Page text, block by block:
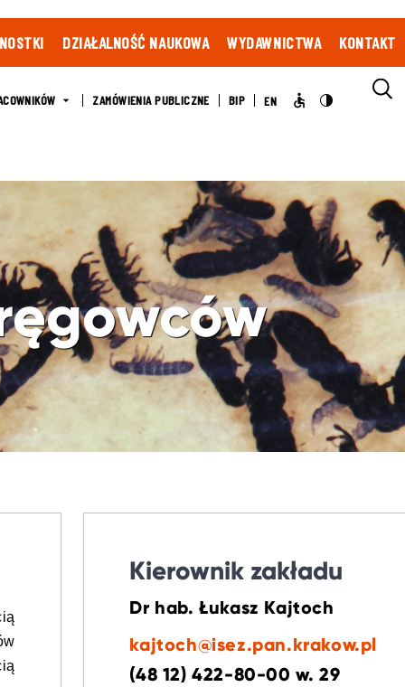
DZIAŁALNOŚĆ NAUKOWA WYDAWNICTWA KONTAKT
ZAMÓWIENIA PUBLICZNE BIP EN
Kierownik zakładu
Dr hab. Łukasz Kajtoch
kajtoch@isez.pan.krakow.pl
(48 12) 422-80-00 w. 29